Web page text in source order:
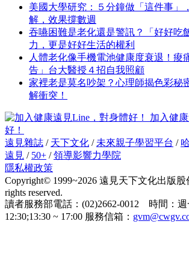
美國大學研究：５分鐘做「這件事」
解，效果撐數週
吞嚥困難是老化還是警訊？「好好吃
力，更是好好生活的權利
人體老化像手機電池健康度衰退！痠
告」台大醫授４招自我照顧
家裡老是莫名吵架？心理師揭色彩秘
解衝突！
加入健
好！
遠見雜誌 / 天下文化 / 未來親子學習平台 /
遠見 / 50+ /領導影響力學院
隱私權政策
Copyright© 1999~2026 遠見天下文化出版
rights reserved.
讀者服務部電話：(02)2662-0012 時間：週
12:30;13:30 ~ 17:00 服務信箱：